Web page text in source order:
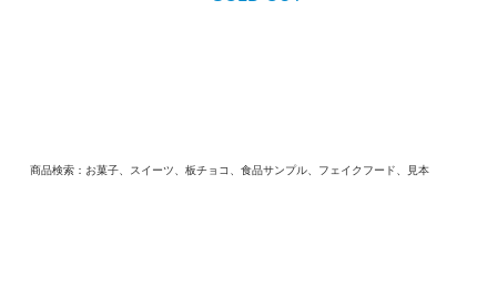
商品検索：お菓子、スイーツ、板チョコ、食品サンプル、フェイクフード、見本